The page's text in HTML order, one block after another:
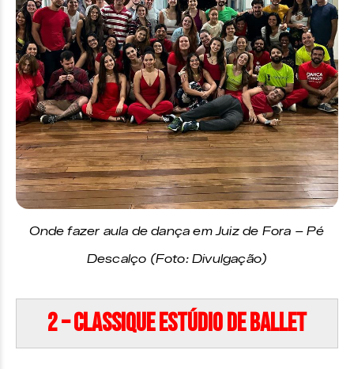
Onde fazer aula de dança em Juiz de Fora – Pé
Descalço (Foto: Divulgação)
2 – Classique Estúdio de Ballet